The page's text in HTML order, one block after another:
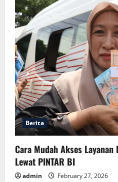
Berita
Cara Mudah Akses
Lewat PINTAR BI
admin February 27, 2026